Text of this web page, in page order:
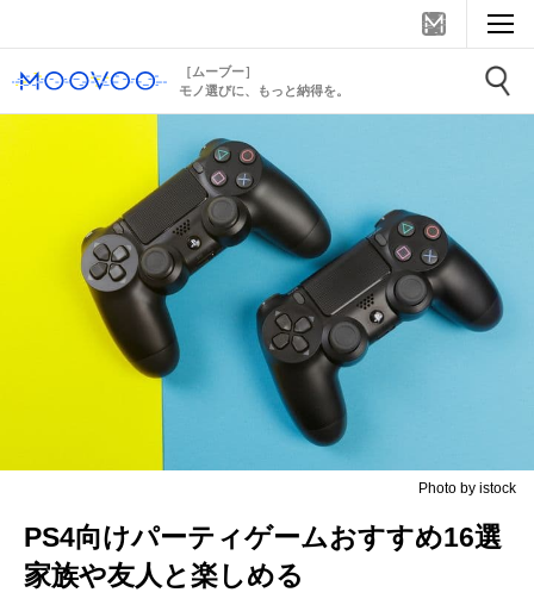
［ムーブー］
モノ選びに、もっと納得を。
Photo by istock
PS4向けパーティゲームおすすめ16選
家族や友人と楽しめる